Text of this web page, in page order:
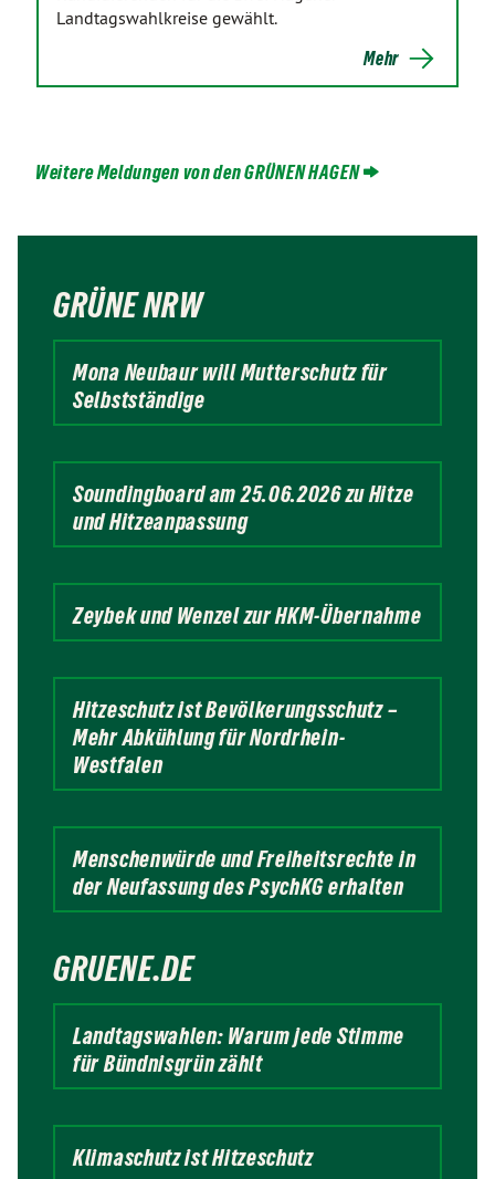
Landtagswahlkreise gewählt.
Mehr
Weitere Meldungen von den GRÜNEN HAGEN
GRÜNE NRW
Mona Neubaur will Mutterschutz für
Selbstständige
Soundingboard am 25.06.2026 zu Hitze
und Hitzeanpassung
Zeybek und Wenzel zur HKM-Übernahme
Hitzeschutz ist Bevölkerungsschutz –
Mehr Abkühlung für Nordrhein-
Westfalen
Menschenwürde und Freiheitsrechte in
der Neufassung des PsychKG erhalten
GRUENE.DE
Landtagswahlen: Warum jede Stimme
für Bündnisgrün zählt
Klimaschutz ist Hitzeschutz